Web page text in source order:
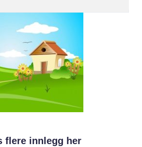
flere innlegg her